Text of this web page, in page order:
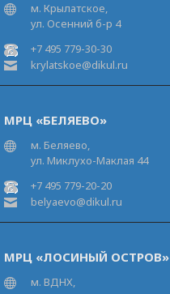
м. Крылатское,
ул. Осенний б-р 4
+7 495 779-30-30
krylatskoe@dikul.ru
МРЦ «БЕЛЯЕВО»
м. Беляево,
ул. Миклухо-Маклая 44
+7 495 779-20-20
belyaevo@dikul.ru
МРЦ «ЛОСИНЫЙ ОСТРОВ»
м. ВДНХ,